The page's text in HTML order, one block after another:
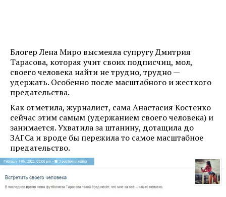
Блогер Лена Миро высмеяла супругу Дмитрия
Тарасова, которая учит своих подписчиц, мол,
своего человека найти не трудно, трудно —
удержать. Особенно после масштабного и жесткого
предательства.
Как отметила, журналист, сама Анастасия Костенко
сейчас этим самым (удержанием своего человека) и
занимается. Ухватила за штанину, дотащила до
ЗАГСа и вроде бы пережила то самое масштабное
предательство.